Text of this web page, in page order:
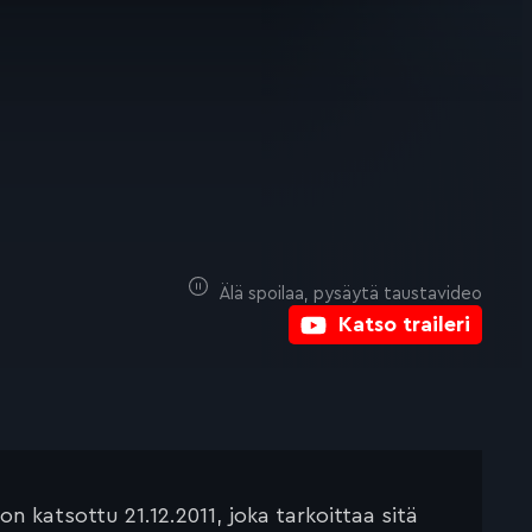
Katso traileri
Älä spoilaa, pysäytä taustavideo
katsottu 21.12.2011, joka tarkoittaa sitä